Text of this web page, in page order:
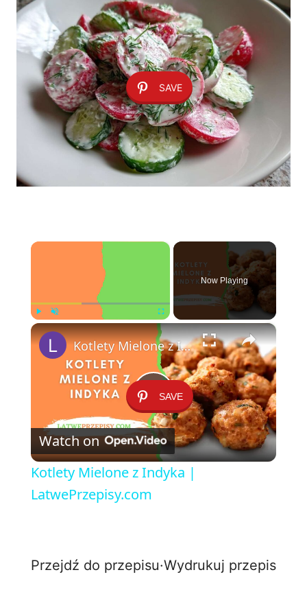
SAVE
×
Play Fullscreen
Now Playing
×
SAVE
P
l
V
Kotlety Mielone z Indyka | LatwePrzepisy.com
Watch on
Kotlety Mielone z Indyka |
LatwePrzepisy.com
Przejdź do przepisu·Wydrukuj przepis